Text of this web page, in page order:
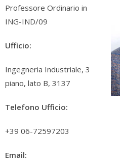
Professore Ordinario in
ING-IND/09
Ufficio:
Ingegneria Industriale, 3
piano, lato B, 3137
Telefono Ufficio:
+39 06-72597203
Email: